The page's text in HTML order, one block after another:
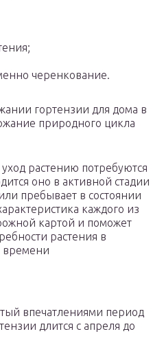
черенкование.
гортензии для дома в
природного цикла
растению потребуются
оно в активной стадии
пребывает в состоянии
каждого из
картой и поможет
растения в
времени
впечатлениями период
длится с апреля до